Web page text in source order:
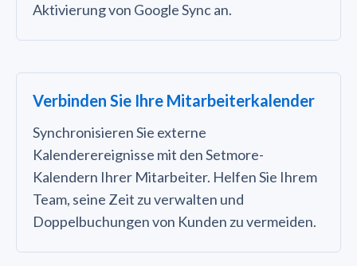
Aktivierung von Google Sync an.
Verbinden Sie Ihre Mitarbeiterkalender
Synchronisieren Sie externe
Kalenderereignisse mit den Setmore-
Kalendern Ihrer Mitarbeiter. Helfen Sie Ihrem
Team, seine Zeit zu verwalten und
Doppelbuchungen von Kunden zu vermeiden.